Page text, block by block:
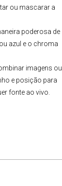
ou mascarar a
poderosa de
azul e o chroma
imagens ou
e posição para
fonte ao vivo.